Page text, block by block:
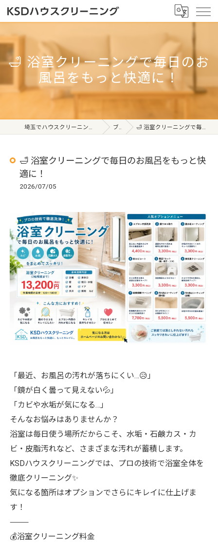
🛁 浴室クリーニングで毎日のお
風呂をもっと快適に！
埼玉でハウスクリーニングならKSDハウスクリーニング ブログ 🛁 浴室クリーニングで毎日のお風呂をもっと快適に！
🛁 浴室クリーニングで毎日のお風呂をもっと快
適に！
2026/07/05
「最近、お風呂の汚れが落ちにくい…😥」
「鏡が白く曇って見えない💦」
「カビや水垢が気になる…」
そんなお悩みはありませんか？
浴室は毎日使う場所だからこそ、水垢・石鹸カス・カ
ビ・皮脂汚れなど、さまざまな汚れが蓄積します。
KSDハウスクリーニングでは、プロの技術で浴室全体を
徹底クリーニング✨
気になる箇所はオプションでさらにキレイに仕上げま
す！
⸻
💰浴室クリーニング料金